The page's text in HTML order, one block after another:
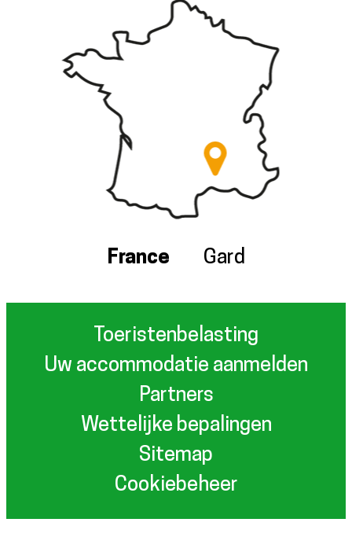
France Gard
Toeristenbelasting
Uw accommodatie aanmelden
Partners
Wettelijke bepalingen
Sitemap
Cookiebeheer